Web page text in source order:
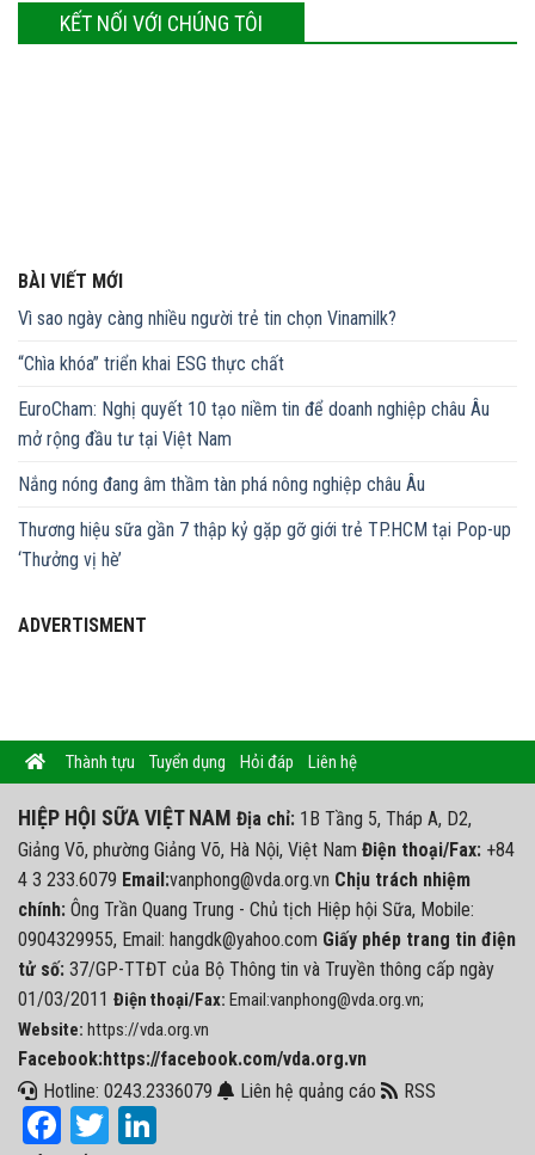
KẾT NỐI VỚI CHÚNG TÔI
BÀI VIẾT MỚI
Vì sao ngày càng nhiều người trẻ tin chọn Vinamilk?
“Chìa khóa” triển khai ESG thực chất
EuroCham: Nghị quyết 10 tạo niềm tin để doanh nghiệp châu Âu
mở rộng đầu tư tại Việt Nam
Nắng nóng đang âm thầm tàn phá nông nghiệp châu Âu
Thương hiệu sữa gần 7 thập kỷ gặp gỡ giới trẻ TP.HCM tại Pop-up
‘Thưởng vị hè’
ADVERTISMENT
Thành tựu Tuyển dụng Hỏi đáp Liên hệ
HIỆP HỘI SỮA VIỆT NAM Địa chỉ: 1B Tầng 5, Tháp A, D2,
Giảng Võ, phường Giảng Võ, Hà Nội, Việt Nam Điện thoại/Fax: +84
4 3 233.6079 Email:vanphong@vda.org.vn Chịu trách nhiệm
chính: Ông Trần Quang Trung - Chủ tịch Hiệp hội Sữa, Mobile:
0904329955, Email: hangdk@yahoo.com Giấy phép trang tin điện
tử số: 37/GP-TTĐT của Bộ Thông tin và Truyền thông cấp ngày
01/03/2011 Điện thoại/Fax: Email:vanphong@vda.org.vn;
Website: https://vda.org.vn
Facebook:https://facebook.com/vda.org.vn
Hotline: 0243.2336079
Liên hệ quảng cáo RSS
Facebook
Twitter